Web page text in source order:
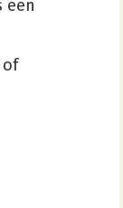
een
of